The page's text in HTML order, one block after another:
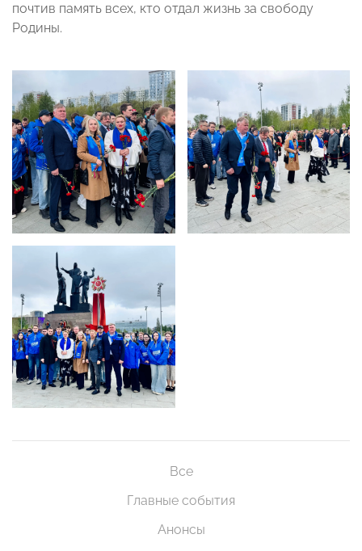
почтив память всех, кто отдал жизнь за свободу
Родины.
Все
Главные события
Анонсы